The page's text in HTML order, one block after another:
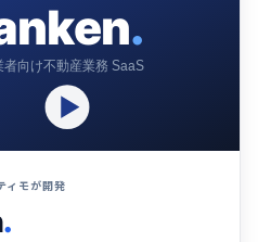
.
者向け不動産業務 SaaS
ィモが開発
.